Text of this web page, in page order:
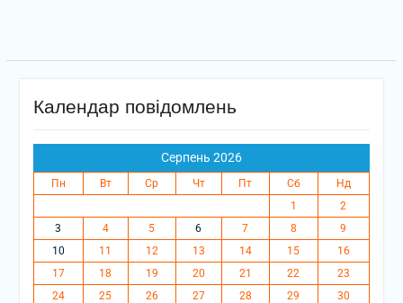
Календар повідомлень
Серпень 2026
Пн Вт Ср Чт Пт Сб
Нд
1
2
3
4 5 6 7 8
9
10
11 12 13 14 15
16
17
18 19 20 21 22
23
24
25 26 27 28 29
30